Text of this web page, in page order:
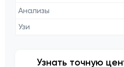
Анализы
Узи
Узнать точную